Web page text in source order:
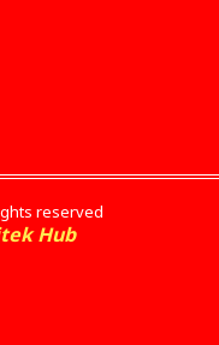
reserved
Hub